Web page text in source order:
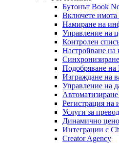
Бутонът Book
Включете имота
Намиране на
Управление на
Контролен
Настройване на
Подобряване на
Изграждане на
Управление на
Регистрация
Услуги за превод
Динамично
Интеграции с
Creator Agency